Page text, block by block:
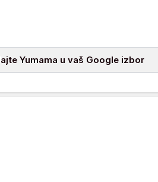
Yumama u vaš Google izbor